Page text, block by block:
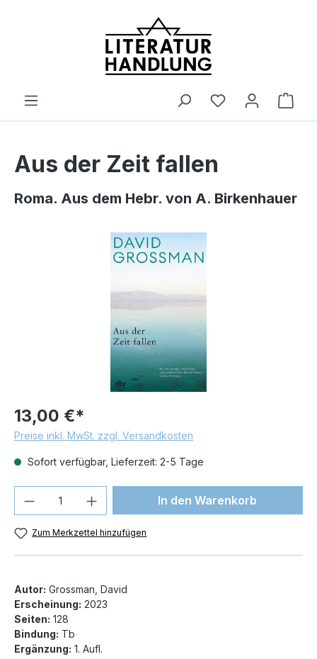
Aus der Zeit fallen
Roma. Aus dem Hebr. von A. Birkenhauer
Bildergalerie überspringen
13,00 €*
Preise inkl. MwSt. zzgl. Versandkosten
Sofort verfügbar, Lieferzeit: 2-5 Tage
Produkt Anzahl: Gib denIn den Warenkorb
Zum Merkzettel hinzufügen
Autor: Grossman, David
Erscheinung: 2023
Seiten: 128
Bindung: Tb
Ergänzung: 1. Aufl.